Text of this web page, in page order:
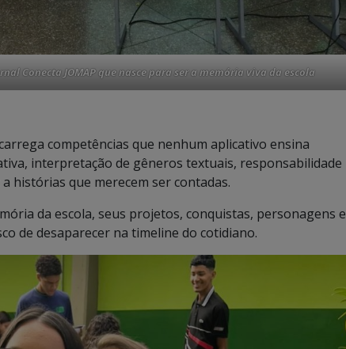
Conecta JOMAP que nasce para ser a memória viva da escola
competências que nenhum aplicativo ensina
interpretação de gêneros textuais, responsabilidade
histórias que merecem ser contadas.
da escola, seus projetos, conquistas, personagens e
de desaparecer na timeline do cotidiano.